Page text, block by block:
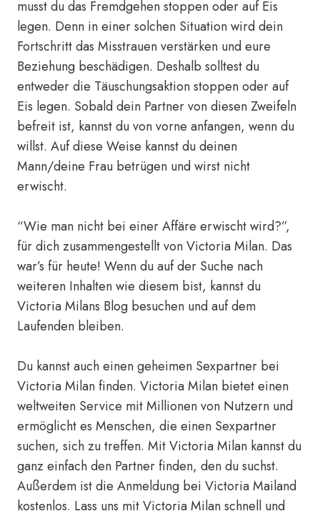
musst du das Fremdgehen stoppen oder auf Eis
legen. Denn in einer solchen Situation wird dein
Fortschritt das Misstrauen verstärken und eure
Beziehung beschädigen. Deshalb solltest du
entweder die Täuschungsaktion stoppen oder auf
Eis legen. Sobald dein Partner von diesen Zweifeln
befreit ist, kannst du von vorne anfangen, wenn du
willst. Auf diese Weise kannst du deinen
Mann/deine Frau betrügen und wirst nicht
erwischt.
“Wie man nicht bei einer Affäre erwischt wird?”,
für dich zusammengestellt von Victoria Milan. Das
war’s für heute! Wenn du auf der Suche nach
weiteren Inhalten wie diesem bist, kannst du
Victoria Milans Blog besuchen und auf dem
Laufenden bleiben.
Du kannst auch einen geheimen Sexpartner bei
Victoria Milan finden. Victoria Milan bietet einen
weltweiten Service mit Millionen von Nutzern und
ermöglicht es Menschen, die einen Sexpartner
suchen, sich zu treffen. Mit Victoria Milan kannst du
ganz einfach den Partner finden, den du suchst.
Außerdem ist die Anmeldung bei Victoria Mailand
kostenlos. Lass uns mit Victoria Milan schnell und